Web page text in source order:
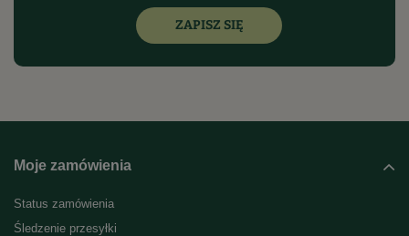
ZAPISZ SIĘ
Moje zamówienia
Status zamówienia
Śledzenie przesyłki